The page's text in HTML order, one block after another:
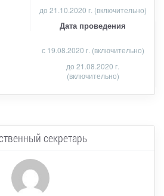
до 21.10.2020 г. (включительно)
Дата проведения
с 19.08.2020 г. (включительно)
до 21.08.2020 г.
(включительно)
секретарь